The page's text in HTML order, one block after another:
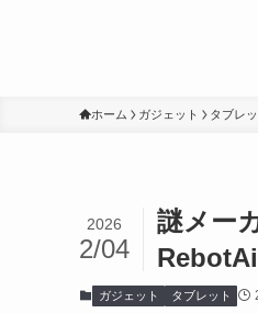
ホーム ガジェット タブレ
謎メー
2026
2/04
ガジェット タブレット